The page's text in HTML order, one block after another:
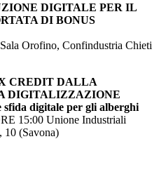
DIGITALE PER IL
DI BONUS
Orofino, Confindustria Chieti
CREDIT DALLA
DIGITALIZZAZIONE
digitale per gli alberghi
15:00 Unione Industriali
10 (Savona)